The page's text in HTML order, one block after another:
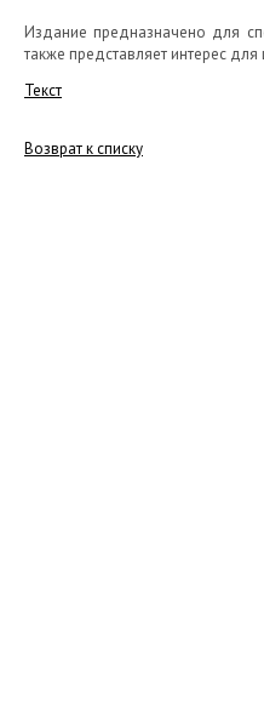
Издание предназначено для
также представляет интерес для
Текст
Возврат к списку